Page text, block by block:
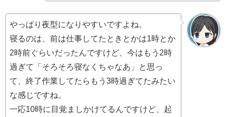
やっぱり夜型になりやすいですよね。
寝るのは、前は仕事してたときとかは1時とか
2時前ぐらいだったんですけど、今はもう2時
過ぎて「そろそろ寝なくちゃなあ」と思っ
て、終了作業してたらもう3時過ぎてたみたい
な感じですね。
一応10時に目覚ましかけてるんですけど、起